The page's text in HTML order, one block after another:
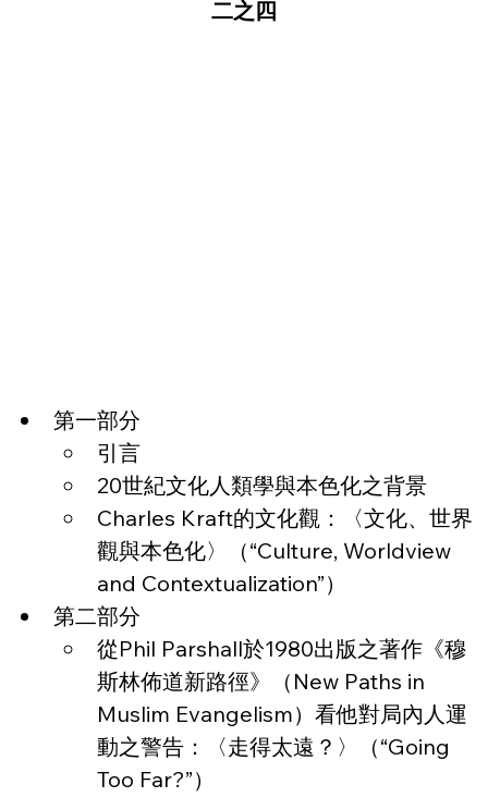
二之四
第一部分
引言
20世紀文化人類學與本色化之背景
Charles Kraft的文化觀：〈文化、世界
觀與本色化〉（“Culture, Worldview
and Contextualization”）
第二部分
從Phil Parshall於1980出版之著作《穆
斯林佈道新路徑》（New Paths in
Muslim Evangelism）看他對局內人運
動之警告：〈走得太遠？〉（“Going
Too Far?”）